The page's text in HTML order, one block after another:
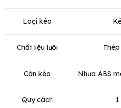
Loại kéo
Chất liệu lưỡi
Cán kéo Nhựa ABS
Quy cách